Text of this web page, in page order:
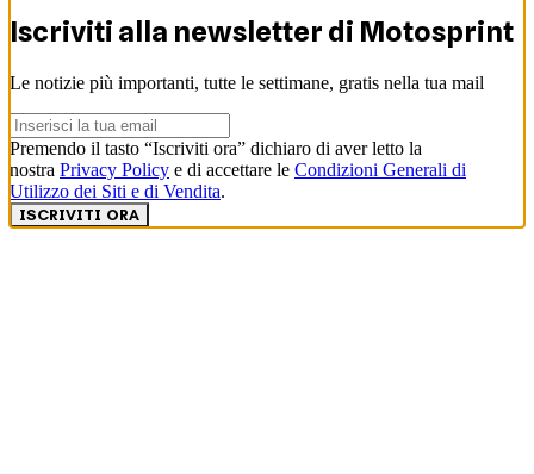
Iscriviti alla newsletter di Motosprint
Le notizie più importanti, tutte le settimane, gratis nella tua mail
Premendo il tasto “Iscriviti ora” dichiaro di aver letto la
nostra Privacy Policy e di accettare le Condizioni Generali di
Utilizzo dei Siti e di Vendita.
ISCRIVITI ORA